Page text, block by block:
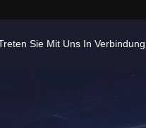
Sie Mit Uns In Verbindung